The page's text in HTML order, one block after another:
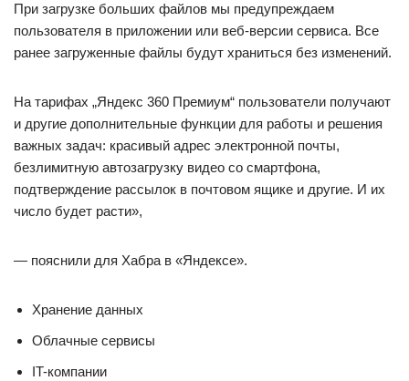
При загрузке больших файлов мы предупреждаем
пользователя в приложении или веб-версии сервиса. Все
ранее загруженные файлы будут храниться без изменений.
На тарифах „Яндекс 360 Премиум“ пользователи получают
и другие дополнительные функции для работы и решения
важных задач: красивый адрес электронной почты,
безлимитную автозагрузку видео со смартфона,
подтверждение рассылок в почтовом ящике и другие. И их
число будет расти»,
— пояснили для Хабра в «Яндексе».
Хранение данных
Облачные сервисы
IT-компании